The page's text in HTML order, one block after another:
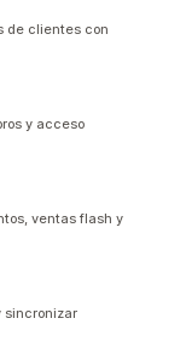
de clientes con
y acceso
ventas flash y
sincronizar